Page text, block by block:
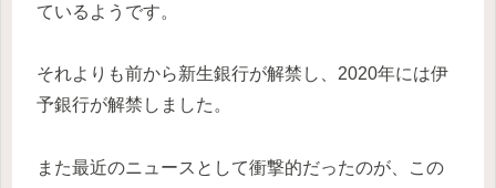
ているようです。
それよりも前から新生銀行が解禁し、2020年には伊
予銀行が解禁しました。
また最近のニュースとして衝撃的だったのが、この